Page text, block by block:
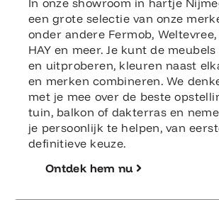
In onze showroom in hartje
een grote selectie van onze
onder andere Fermob,
HAY en meer. Je kunt de meubels
en uitproberen, kleuren naast
en merken combineren. We
met je mee over de beste
tuin, balkon of dakterras en
je persoonlijk te helpen, van
definitieve keuze.
Ontdek hem nu